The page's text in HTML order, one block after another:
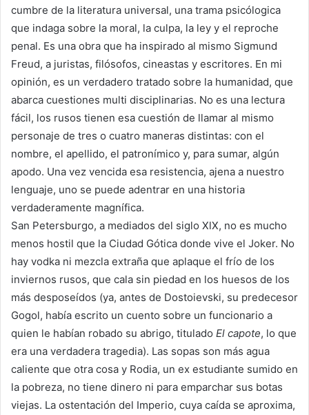
cumbre de la literatura universal, una trama psicólogica
que indaga sobre la moral, la culpa, la ley y el reproche
penal. Es una obra que ha inspirado al mismo Sigmund
Freud, a juristas, filósofos, cineastas y escritores. En mi
opinión, es un verdadero tratado sobre la humanidad, que
abarca cuestiones multi disciplinarias. No es una lectura
fácil, los rusos tienen esa cuestión de llamar al mismo
personaje de tres o cuatro maneras distintas: con el
nombre, el apellido, el patronímico y, para sumar, algún
apodo. Una vez vencida esa resistencia, ajena a nuestro
lenguaje, uno se puede adentrar en una historia
verdaderamente magnífica.
San Petersburgo, a mediados del siglo XlX, no es mucho
menos hostil que la Ciudad Gótica donde vive el Joker. No
hay vodka ni mezcla extraña que aplaque el frío de los
inviernos rusos, que cala sin piedad en los huesos de los
más desposeídos (ya, antes de Dostoievski, su predecesor
Gogol, había escrito un cuento sobre un funcionario a
quien le habían robado su abrigo, titulado El capote, lo que
era una verdadera tragedia). Las sopas son más agua
caliente que otra cosa y Rodia, un ex estudiante sumido en
la pobreza, no tiene dinero ni para emparchar sus botas
viejas. La ostentación del Imperio, cuya caída se aproxima,